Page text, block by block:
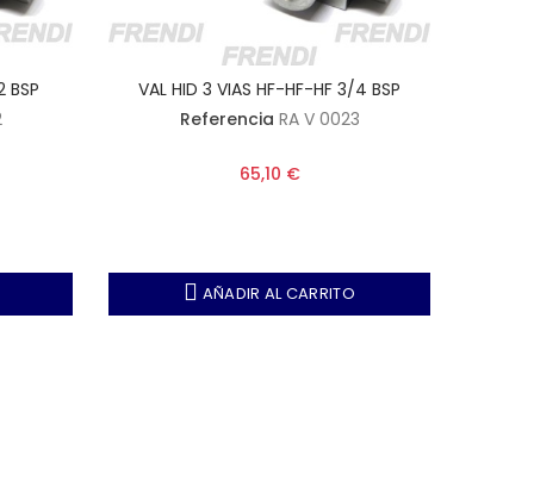
BSP
VAL HID 3 VIAS HF-HF-HF 3/4 BSP
Referencia RA V 0023
65,10 €
AÑADIR AL CARRITO